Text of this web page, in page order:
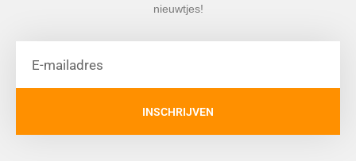
nieuwtjes!
INSCHRIJVEN